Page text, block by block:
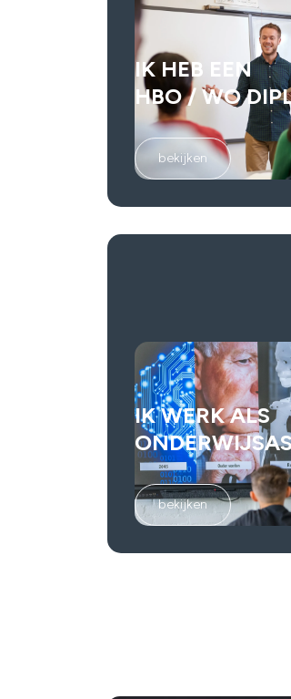
IK HEB EEN
HBO / WO
bekijken
IK WERK ALS
bekijken